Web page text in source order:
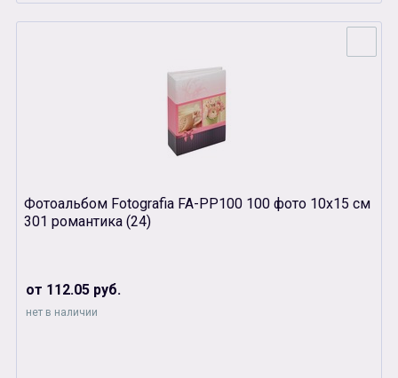
Фотоальбом Fotografia FA-PP100 100 фото 10х15 см
301 романтика (24)
от 112.05 руб.
нет в наличии